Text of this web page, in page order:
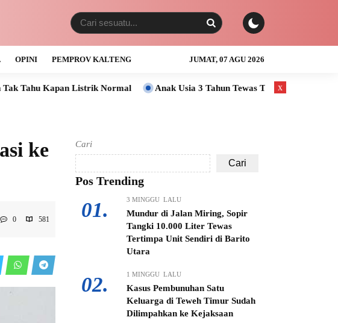
OPINI PEMPROV KALTENG JUMAT, 07 AGU 2026
Normal Anak Usia 3 Tahun Tewas Tenggelam di Sungai Barito Wilayah
ke
0 581
Cari
Cari
Pos Trending
01. 3 MINGGU LALU
Mundur di Jalan Miring, Sopir
Tangki 10.000 Liter Tewas
Tertimpa Unit Sendiri di Barito
Utara
02. 1 MINGGU LALU
Kasus Pembunuhan Satu
Keluarga di Teweh Timur Sudah
Dilimpahkan ke Kejaksaan
x